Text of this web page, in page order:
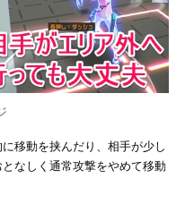
移動を挟んだり、相手が少し
なしく通常攻撃をやめて移動